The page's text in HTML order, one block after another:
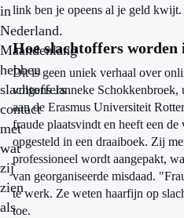
in
Nederland.
Maandenlang
hebben
slachtoffers
contact
met
wat
zij
zien
als
link ben je opeens al je geld kwijt.
Hoe slachtoffers worden
Dit is geen uniek verhaal over
volgens Janneke
aan de Erasmus Universiteit
fraude plaatsvindt en heeft een
opgesteld in een draaiboek. Zij
professioneel wordt aangepakt,
van georganiseerde misdaad.
te werk. Ze weten haarfijn op
toe.